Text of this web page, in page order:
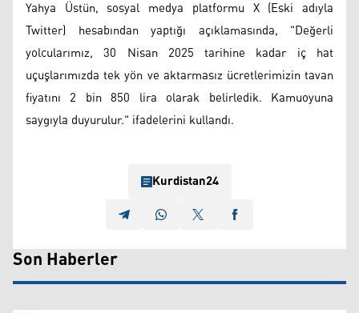
Yahya Üstün, sosyal medya platformu X (Eski adıyla
Twitter) hesabından yaptığı açıklamasında, "Değerli
yolcularımız, 30 Nisan 2025 tarihine kadar iç hat
uçuşlarımızda tek yön ve aktarmasız ücretlerimizin tavan
fiyatını 2 bin 850 lira olarak belirledik. Kamuoyuna
saygıyla duyurulur." ifadelerini kullandı.
Kurdistan24
Son Haberler